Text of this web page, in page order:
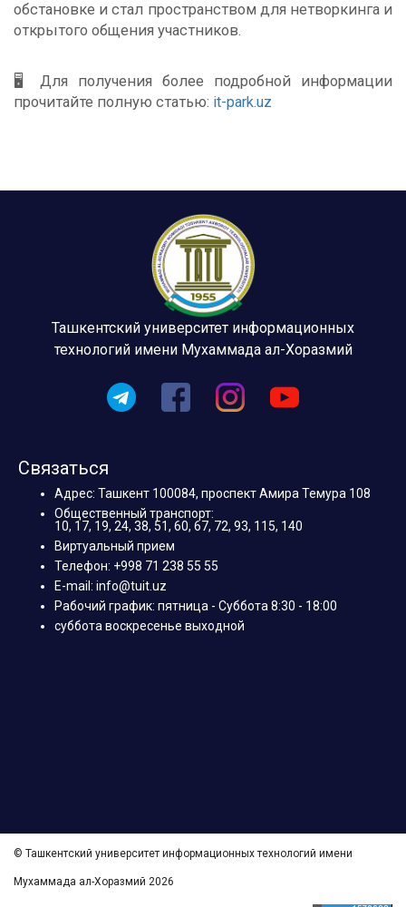
обстановке и стал пространством для нетворкинга и
открытого общения участников.
🖥 Для получения более подробной информации
прочитайте полную статью: it-park.uz
Ташкентский университет информационных
технологий имени Мухаммада ал-Хоразмий
Связаться
Адрес: Ташкент 100084, проспект Амира Темура 108
Общественный транспорт:
10, 17, 19, 24, 38, 51, 60, 67, 72, 93, 115, 140
Виртуальный прием
Телефон: +998 71 238 55 55
E-mail: info@tuit.uz
Рабочий график: пятница - Суббота 8:30 - 18:00
суббота воскресенье выходной
© Ташкентский университет информационных технологий имени
Мухаммада ал-Хоразмий 2026